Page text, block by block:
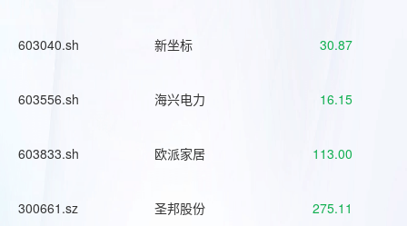
603040.sh 新坐标 30.87
603556.sh 海兴电力 16.15
603833.sh 欧派家居 113.00
300661.sz 圣邦股份 275.11